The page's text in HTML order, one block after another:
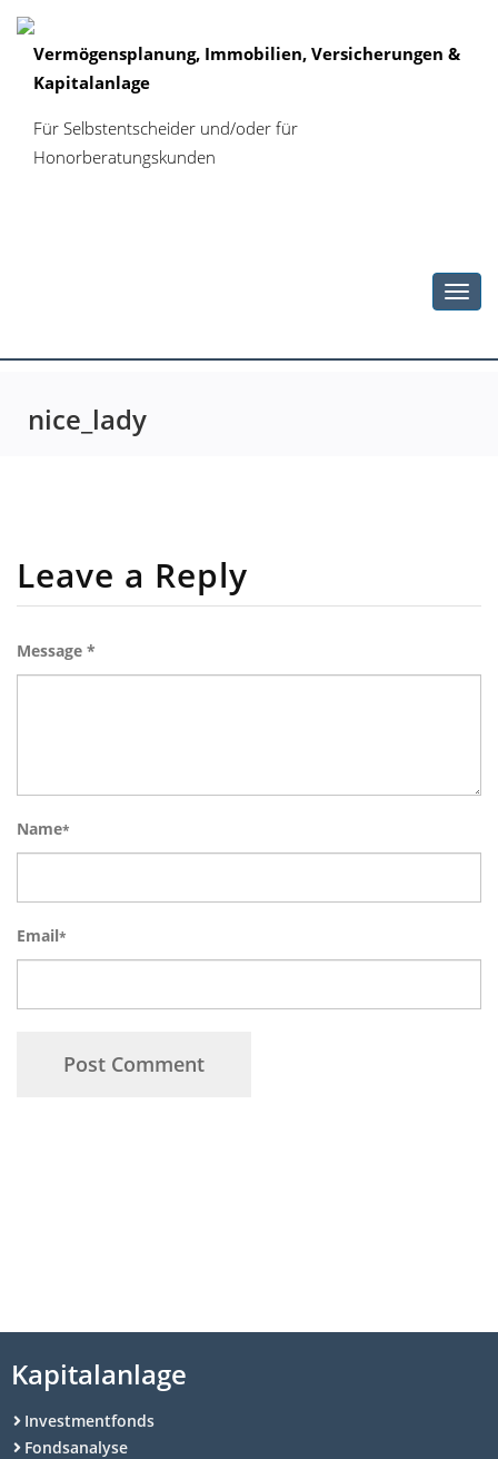
Vermögensplanung, Immobilien, Versicherungen &
Kapitalanlage
Für Selbstentscheider und/oder für
Honorberatungskunden
nice_lady
Leave a Reply
Message *
Name*
Email*
Kapitalanlage
Investmentfonds
Fondsanalyse